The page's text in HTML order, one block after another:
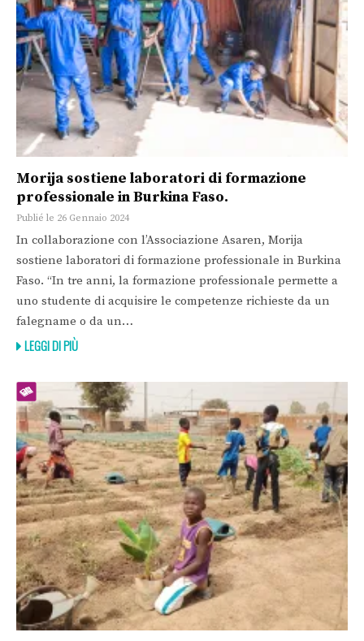
Morija sostiene laboratori di formazione
professionale in Burkina Faso.
Publié le 26 Gennaio 2024
In collaborazione con l’Associazione Asaren, Morija
sostiene laboratori di formazione professionale in Burkina
Faso. “In tre anni, la formazione professionale permette a
uno studente di acquisire le competenze richieste da un
falegname o da un…
LEGGI DI PIÙ